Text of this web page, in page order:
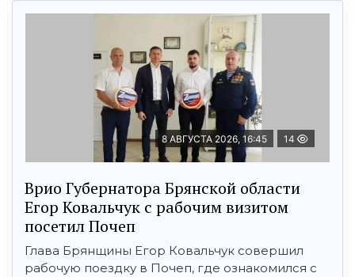
8 АВГУСТА 2026, 16:45 14
Врио Губернатора Брянской области
Егор Ковальчук с рабочим визитом
посетил Почеп
Глава Брянщины Егор Ковальчук совершил
рабочую поездку в Почеп, где ознакомился с